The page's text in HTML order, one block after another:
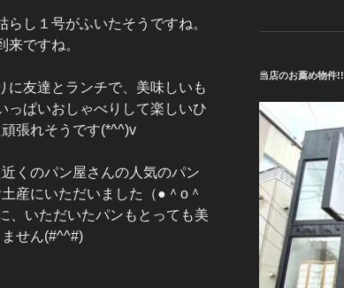
らし１号がふいたそうですね。
来ですね。
に友達とランチで、美味しいも
っぱいおしゃべりして楽しいひ
張れそうです(*^^)v
くのパン屋さんの人気のパン
産にいただいました（●＾o＾
、いただいたパンもとっても美
せん(#^^#)
当店のお薦め物件!!